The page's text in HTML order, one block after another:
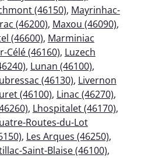
(46150), Mayrinhac-
(46200), Maxou (46090),
(46600), Marminiac
Célé (46160), Luzech
, Lunan (46100),
(46130), Livernon
(46100), Linac (46270),
, Lhospitalet (46170),
Routes-du-Lot
, Les Arques (46250),
Saint-Blaise (46100),